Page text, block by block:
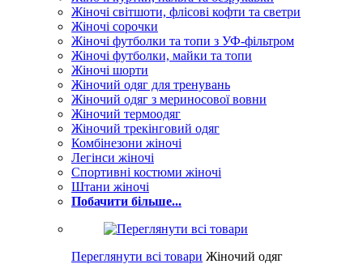
Жіночі світшоти, флісові кофти та светри
Жіночі сорочки
Жіночі футболки та топи з УФ-фільтром
Жіночі футболки, майки та топи
Жіночі шорти
Жіночий одяг для тренувань
Жіночий одяг з мериносової вовни
Жіночий термоодяг
Жіночий трекінговий одяг
Комбінезони жіночі
Легінси жіночі
Спортивні костюми жіночі
Штани жіночі
Побачити більше...
Переглянути всі товари Жіночий одяг